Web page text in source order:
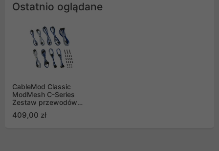
Ostatnio oglądane
CableMod Classic
ModMesh C-Series
Zestaw przewodów
biało-niebieski
409,00 zł